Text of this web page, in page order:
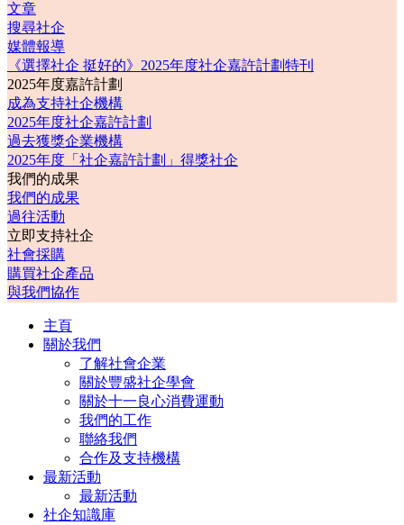
文章
搜尋社企
媒體報導
《選擇社企 挺好的》2025年度社企嘉許計劃特刊
2025年度嘉許計劃
成為支持社企機構
2025年度社企嘉許計劃
過去獲獎企業機構
2025年度「社企嘉許計劃」得獎社企
我們的成果
我們的成果
過往活動
立即支持社企
社會採購
購買社企產品
與我們協作
主頁
關於我們
了解社會企業
關於豐盛社企學會
關於十一良心消費運動
我們的工作
聯絡我們
合作及支持機構
最新活動
最新活動
社企知識庫